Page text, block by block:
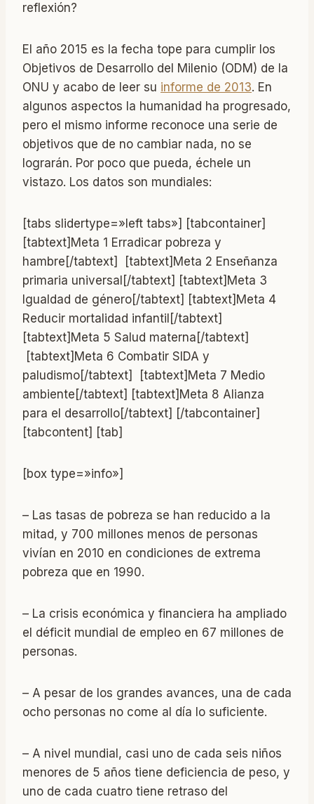
reflexión?
El año 2015 es la fecha tope para cumplir los
Objetivos de Desarrollo del Milenio (ODM) de la
ONU y acabo de leer su informe de 2013. En
algunos aspectos la humanidad ha progresado,
pero el mismo informe reconoce una serie de
objetivos que de no cambiar nada, no se
lograrán. Por poco que pueda, échele un
vistazo. Los datos son mundiales:
[tabs slidertype=»left tabs»] [tabcontainer]
[tabtext]Meta 1 Erradicar pobreza y
hambre[/tabtext] [tabtext]Meta 2 Enseñanza
primaria universal[/tabtext] [tabtext]Meta 3
Igualdad de género[/tabtext] [tabtext]Meta 4
Reducir mortalidad infantil[/tabtext]
[tabtext]Meta 5 Salud materna[/tabtext]
[tabtext]Meta 6 Combatir SIDA y
paludismo[/tabtext] [tabtext]Meta 7 Medio
ambiente[/tabtext] [tabtext]Meta 8 Alianza
para el desarrollo[/tabtext] [/tabcontainer]
[tabcontent] [tab]
[box type=»info»]
– Las tasas de pobreza se han reducido a la
mitad, y 700 millones menos de personas
vivían en 2010 en condiciones de extrema
pobreza que en 1990.
– La crisis económica y financiera ha ampliado
el déficit mundial de empleo en 67 millones de
personas.
– A pesar de los grandes avances, una de cada
ocho personas no come al día lo suficiente.
– A nivel mundial, casi uno de cada seis niños
menores de 5 años tiene deficiencia de peso, y
uno de cada cuatro tiene retraso del